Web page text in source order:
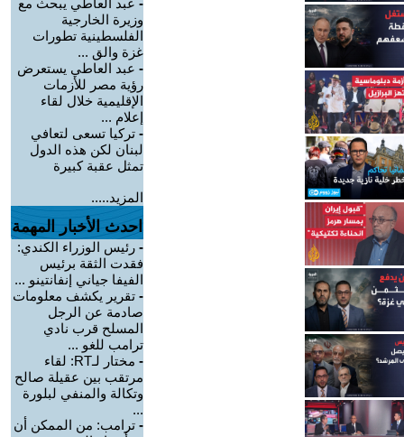
- عبد العاطي يبحث مع
وزيرة الخارجية
الفلسطينية تطورات
غزة والق ...
- عبد العاطي يستعرض
رؤية مصر للأزمات
الإقليمية خلال لقاء
إعلام ...
- تركيا تسعى لتعافي
لبنان لكن هذه الدول
تمثل عقبة كبيرة
المزيد.....
احدث الأخبار المهمة
- رئيس الوزراء الكندي:
فقدت الثقة برئيس
الفيفا جياني إنفانتينو ...
- تقرير يكشف معلومات
صادمة عن الرجل
المسلح قرب نادي
ترامب للغو ...
-
مختار لـRT: لقاء
مرتقب بين عقيلة صالح
وتكالة والمنفي لبلورة
...
- ترامب: من الممكن أن